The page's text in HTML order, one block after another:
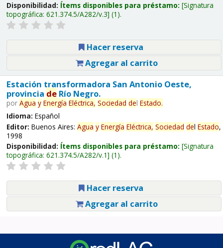
Disponibilidad: Ítems disponibles para préstamo: Signatura
topográfica: 621.374.5/A282/v.3 (1).
Hacer reserva
Agregar al carrito
Estación transformadora San Antonio Oeste,
provincia deRío Negro.
por Agua y Energía Eléctrica, Sociedad del Estado.
Idioma: Español
Editor: Buenos Aires: Agua y Energía Eléctrica, Sociedad del Estado,
1998
Disponibilidad: Ítems disponibles para préstamo: Signatura
topográfica: 621.374.5/A282/v.1 (1).
Hacer reserva
Agregar al carrito